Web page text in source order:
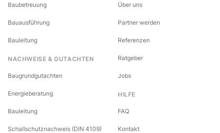
Baubetreuung
Bauausführung
Bauleitung
NACHWEISE & GUTACHTEN
Baugrundgutachten
Energieberatung
Bauleitung
Schallschutznachweis (DIN 4109)
Über uns
Partner werden
Referenzen
Ratgeber
Jobs
HILFE
FAQ
Kontakt